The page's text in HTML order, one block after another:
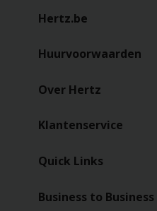
Hertz.be
Huurvoorwaarden
Over Hertz
Klantenservice
Quick Links
Business to Business